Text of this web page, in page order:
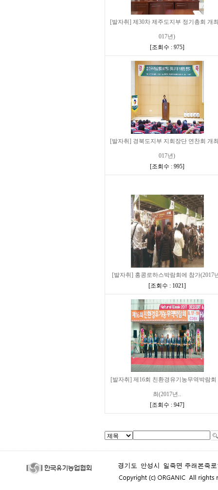
[발자취] 제30차 제주도지부 정기총회 개
017년)
[조회수 : 975]
[발자취] 경북도지부 지회장단 연찬회 개
017년)
[조회수 : 995]
[발자취] 홍콩로하스박람회에 참가(2017
[조회수 : 1021]
[발자취] 제16회 친환경유기농무역박람회
최(2017년..
[조회수 : 947]